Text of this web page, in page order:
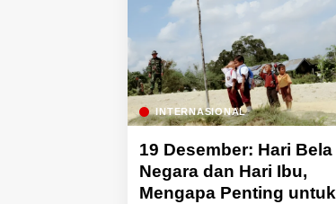
INTERNASIONAL
19 Desember: Hari Bela
Negara dan Hari Ibu,
Mengapa Penting untuk